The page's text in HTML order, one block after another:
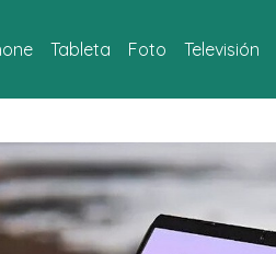
Tableta Foto Televisión